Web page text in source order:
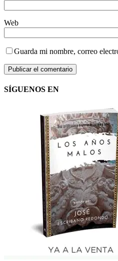
Web
Guarda mi nombre, correo
SÍGUENOS EN